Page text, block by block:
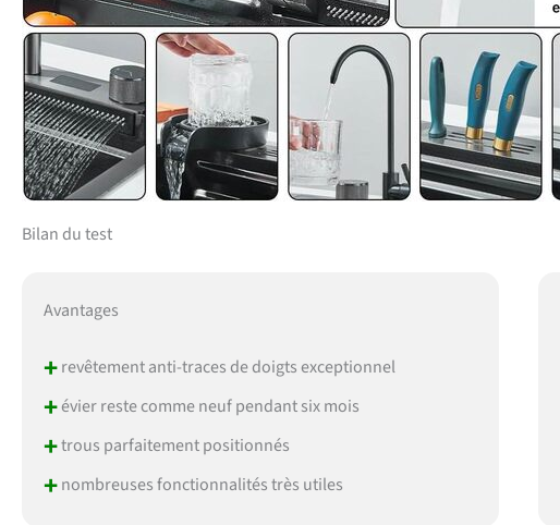
Bilan du test
Avantages
+revêtement anti-traces de doigts exceptionnel
+évier reste comme neuf pendant six mois
+trous parfaitement positionnés
+nombreuses fonctionnalités très utiles